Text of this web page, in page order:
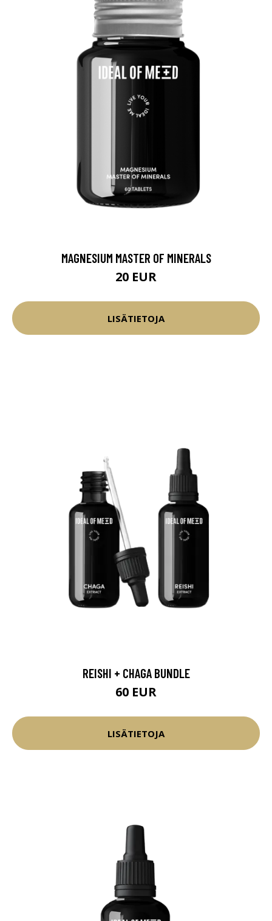
MAGNESIUM MASTER OF MINERALS
20 EUR
LISÄTIETOJA
REISHI + CHAGA BUNDLE
60 EUR
LISÄTIETOJA